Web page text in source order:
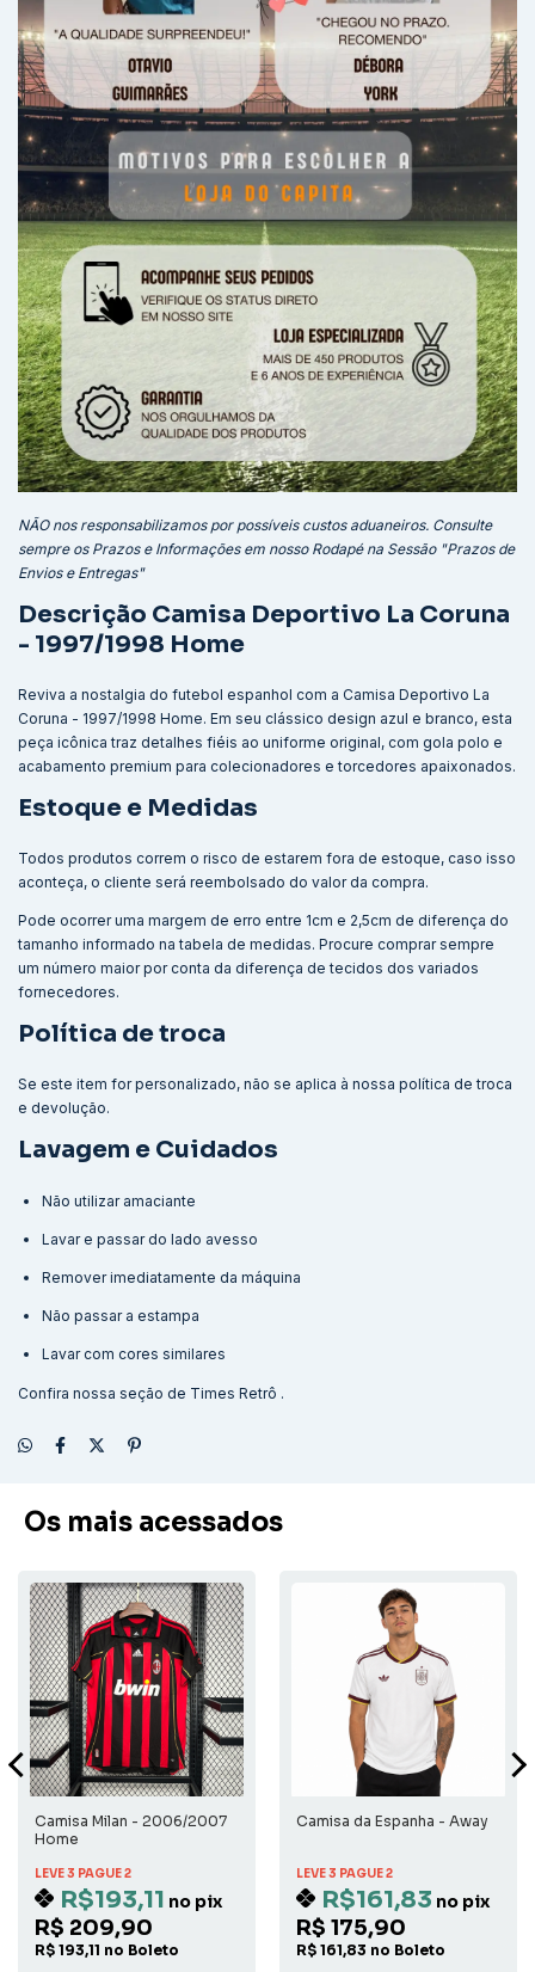
NÃO nos responsabilizamos por possíveis custos aduaneiros. Consulte
sempre os Prazos e Informações em nosso Rodapé na Sessão "Prazos de
Envios e Entregas"
Descrição Camisa Deportivo La Coruna
- 1997/1998 Home
Reviva a nostalgia do futebol espanhol com a Camisa Deportivo La
Coruna - 1997/1998 Home. Em seu clássico design azul e branco, esta
peça icônica traz detalhes fiéis ao uniforme original, com gola polo e
acabamento premium para colecionadores e torcedores apaixonados.
Estoque e Medidas
Todos produtos correm o risco de estarem fora de estoque, caso isso
aconteça, o cliente será reembolsado do valor da compra.
Pode ocorrer uma margem de erro entre 1cm e 2,5cm de diferença do
tamanho informado na tabela de medidas. Procure comprar sempre
um número maior por conta da diferença de tecidos dos variados
fornecedores.
Política de troca
Se este item for personalizado, não se aplica à nossa política de troca
e devolução.
Lavagem e Cuidados
Não utilizar amaciante
Lavar e passar do lado avesso
Remover imediatamente da máquina
Não passar a estampa
Lavar com cores similares
Confira nossa seção de Times Retrô .
Os mais acessados
Camisa Milan - 2006/2007
Home
LEVE 3 PAGUE 2
R$193,11 no pix
R$ 209,90
R$ 193,11 no Boleto
Camisa da Espanha - Away
LEVE 3 PAGUE 2
R$161,83 no pix
R$ 175,90
R$ 161,83 no Boleto